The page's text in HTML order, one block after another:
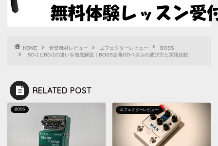
HOME 音楽機材レビュー エフェクターレビュー
BOSS
SD-1とBD-2の違いを徹底解説｜BOSS定番ODペダルの選び方と実用比較
RELATED POST
BOSS エフェクターレビュー